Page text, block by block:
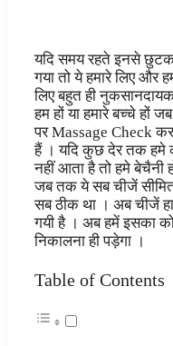
यदि समय रहते इनसे
गया तो ये हमारे लिए और
लिए बहुत ही
हम हों या हमारे बच्चे हों
पर Massage Check
हैं । यदि कुछ देर तक हमे
नहीं आता है तो हमे बेचैनी
जब तक ये सब चीजें
सब ठीक था । अब चीजें
गयी है । अब हमें इसका
निकालना ही पड़ेगा ।
Table of Contents